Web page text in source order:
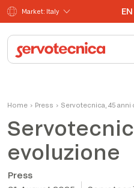
Market: Italy EN
Home › Press › Servotecnica, 45
evoluzione
Press